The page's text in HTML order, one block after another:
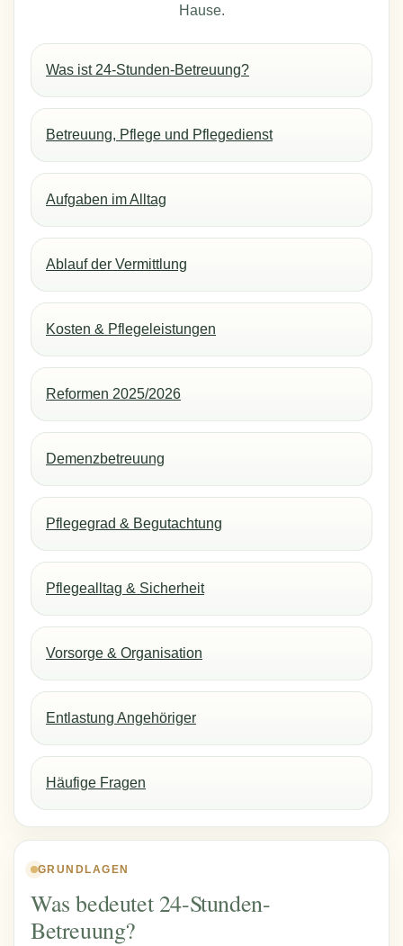
Hause.
Was ist 24-Stunden-Betreuung?
Betreuung, Pflege und Pflegedienst
Aufgaben im Alltag
Ablauf der Vermittlung
Kosten & Pflegeleistungen
Reformen 2025/2026
Demenzbetreuung
Pflegegrad & Begutachtung
Pflegealltag & Sicherheit
Vorsorge & Organisation
Entlastung Angehöriger
Häufige Fragen
GRUNDLAGEN
Was bedeutet 24-Stunden-
Betreuung?